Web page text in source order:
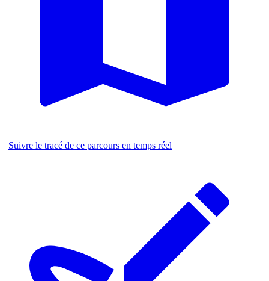
Suivre le tracé de ce parcours en temps réel